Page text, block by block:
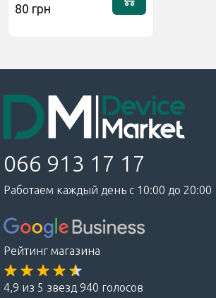
80 грн
066 913 17 17
Работаем каждый день с 10:00 до 20:00
Рейтинг магазина
4,9 из 5 звезд 940 голосов